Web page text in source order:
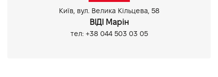
Київ, вул. Велика Кільцева, 58
ВІДІ Марін
тел: +38 044 503 03 05